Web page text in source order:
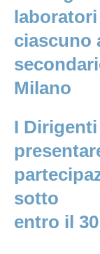
laboratori
ciascuno
Milano
I
sotto
entro il